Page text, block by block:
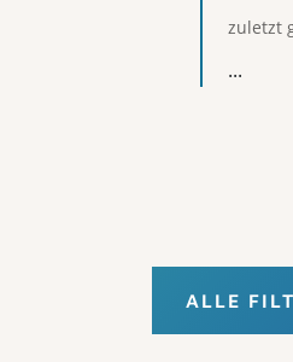
zuletzt
...
ALLE